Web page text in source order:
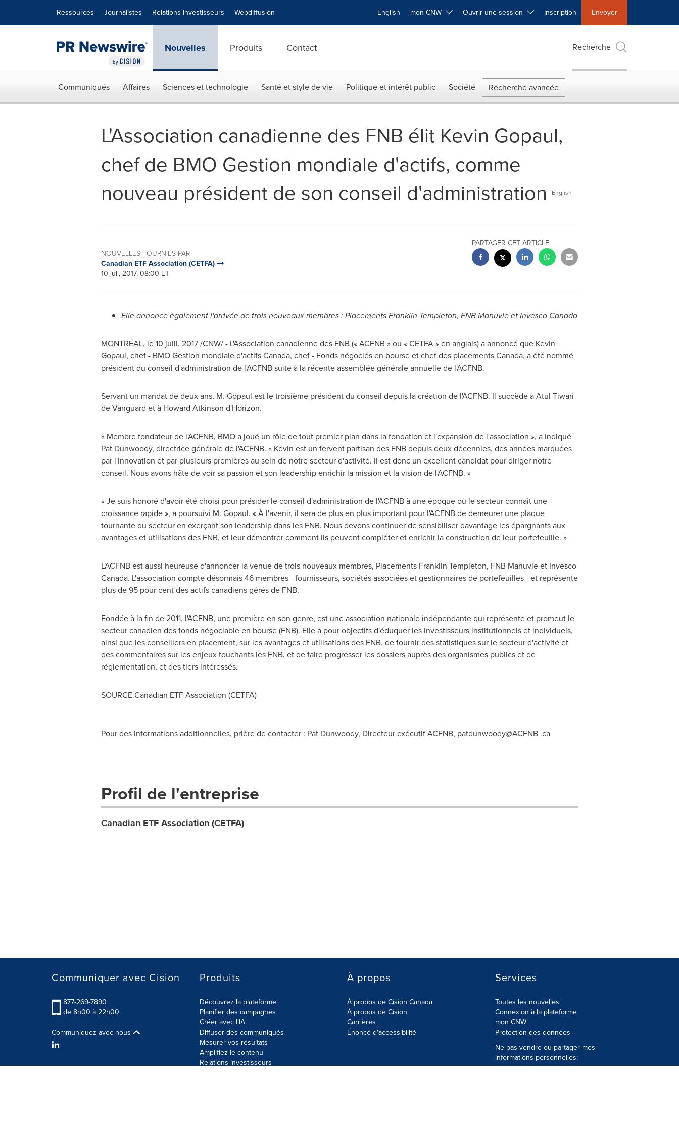
Ressources Journalistes Relations investisseurs Webdiffusion English mon CNW Ouvrir une session Inscription Envoyer
Nouvelles Produits Contact Recherche
Communiqués Affaires Sciences et technologie Santé et style de vie Politique et intérêt public Société Recherche avancée
L'Association canadienne des FNB élit Kevin Gopaul,
chef de BMO Gestion mondiale d'actifs, comme
nouveau président de son conseil d'administration
English
NOUVELLES FOURNIES PAR
Canadian ETF Association (CETFA)
10 juil, 2017, 08:00 ET
PARTAGER CET ARTICLE
Elle annonce également l'arrivée de trois nouveaux membres : Placements Franklin Templeton, FNB Manuvie et Invesco Canada
MONTRÉAL, le 10 juill. 2017 /CNW/ - L'Association canadienne des FNB (« ACFNB » ou « CETFA » en anglais) a annoncé que Kevin
Gopaul, chef - BMO Gestion mondiale d'actifsCanada, chef - Fonds négociés en bourse et chef des placementsCanada, a été nommé
président du conseil d'administration de l'ACFNB suite à la récente assemblée générale annuelle de l'ACFNB.
Servant un mandat de deux ans, M. Gopaul est le troisième président du conseil depuis la création de l'ACFNB. Il succède à Atul Tiwari
de Vanguard et à Howard Atkinson d'Horizon.
« Membre fondateur de l'ACFNB, BMO a joué un rôle de tout premier plan dans la fondation et l'expansion de l'association », a indiqué
Pat Dunwoody, directrice générale de l'ACFNB. « Kevin est un fervent partisan des FNB depuis deux décennies, des années marquées
par l'innovation et par plusieurs premières au sein de notre secteur d'activité. Il est donc un excellent candidat pour diriger notre
conseil. Nous avons hâte de voir sa passion et son leadership enrichir la mission et la vision de l'ACFNB. »
« Je suis honoré d'avoir été choisi pour présider le conseil d'administration de l'ACFNB à une époque où le secteur connaît une
croissance rapide », a poursuivi M. Gopaul. « À l'avenir, il sera de plus en plus important pour l'ACFNB de demeurer une plaque
tournante du secteur en exerçant son leadership dans les FNB. Nous devons continuer de sensibiliser davantage les épargnants aux
avantages et utilisations des FNB, et leur démontrer comment ils peuvent compléter et enrichir la construction de leur portefeuille. »
L'ACFNB est aussi heureuse d'annoncer la venue de trois nouveaux membres, Placements Franklin Templeton, FNB Manuvie et Invesco
Canada. L'association compte désormais 46 membres - fournisseurs, sociétés associées et gestionnaires de portefeuilles - et représente
plus de 95 pour cent des actifs canadiens gérés de FNB.
Fondée à la fin de 2011, l'ACFNB, une première en son genre, est une association nationale indépendante qui représente et promeut le
secteur canadien des fonds négociable en bourse (FNB). Elle a pour objectifs d'éduquer les investisseurs institutionnels et individuels,
ainsi que les conseillers en placement, sur les avantages et utilisations des FNB, de fournir des statistiques sur le secteur d'activité et
des commentaires sur les enjeux touchants les FNB, et de faire progresser les dossiers auprès des organismes publics et de
réglementation, et des tiers intéressés.
SOURCE Canadian ETF Association (CETFA)
Pour des informations additionnelles, prière de contacter : Pat Dunwoody, Directeur exécutif ACFNB, patdunwoody@ACFNB .ca
Profil de l'entreprise
Canadian ETF Association (CETFA)
Communiquer avec Cision
877-269-7890
de 8h00 à 22h00
Communiquez avec nous
Produits
Découvrez la plateforme
Planifier des campagnes
Créer avec l'IA
Diffuser des communiqués
Mesurer vos résultats
Amplifiez le contenu
Relations investisseurs
À propos
À propos de Cision Canada
À propos de Cision
Carrières
Énoncé d'accessibilité
Services
Toutes les nouvelles
Connexion à la plateforme
mon CNW
Protection des données
Ne pas vendre ou partager mes
informations personnelles: